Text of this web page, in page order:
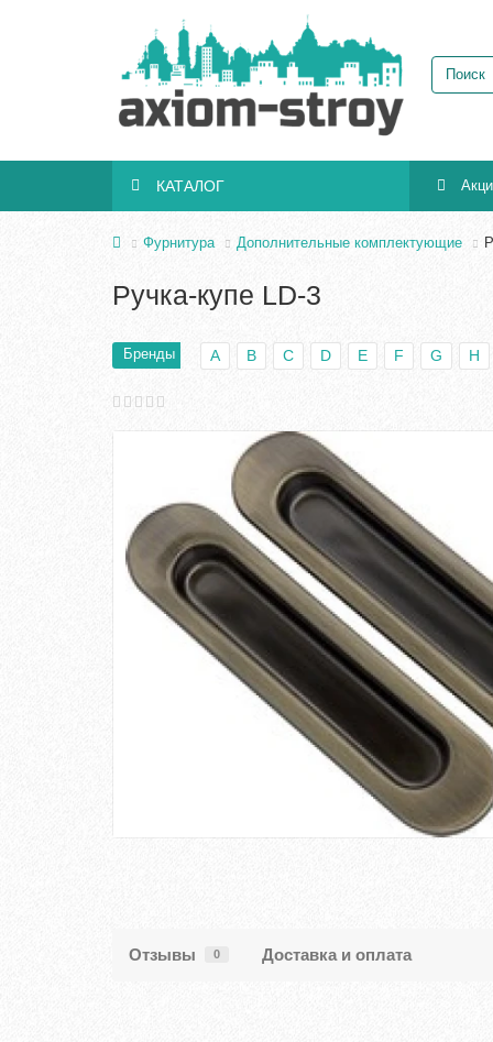
КАТАЛОГ
Фурнитура Дополнительные комплектующие
Ручка-купе LD-3
Бренды A B C D E F G H
Отзывы 0 Доставка и оплата